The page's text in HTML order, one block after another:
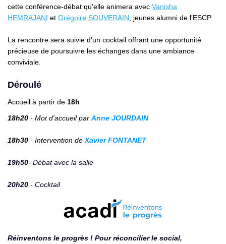
cette conférence-débat qu'elle animera avec Vanisha
HEMRAJANI et Grégoire SOUVERAIN , jeunes alumni de l'ESCP.
La rencontre sera suivie d'un cocktail offrant une opportunité
précieuse de poursuivre les échanges dans une ambiance
conviviale.
Déroulé
Accueil à partir de 18h
18h20 - Mot d'accueil par Anne JOURDAIN
18h30 - Intervention de Xavier FONTANET
19h50- Débat avec la salle
20h20 - Cocktail
Réinventons le progrès ! Pour réconcilier le social,